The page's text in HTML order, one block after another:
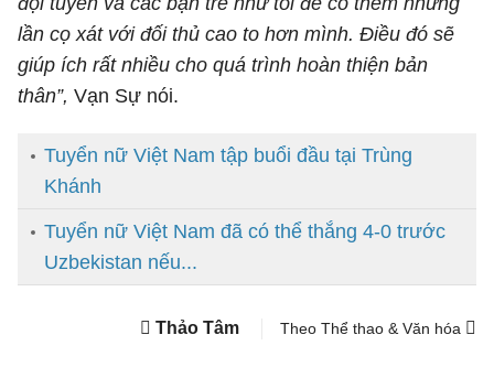
lần cọ xát với đối thủ cao to hơn mình. Điều đó sẽ
giúp ích rất nhiều cho quá trình hoàn thiện bản
thân”, Vạn Sự nói.
Tuyển nữ Việt Nam tập buổi đầu tại Trùng
Khánh
Tuyển nữ Việt Nam đã có thể thắng 4-0 trước
Uzbekistan nếu...
Thảo Tâm Theo Thể thao & Văn hóa